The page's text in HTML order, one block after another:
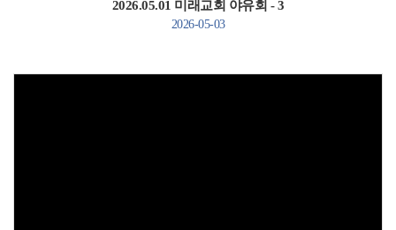
2026.05.01 미래교회 야유회 - 3
2026-05-03